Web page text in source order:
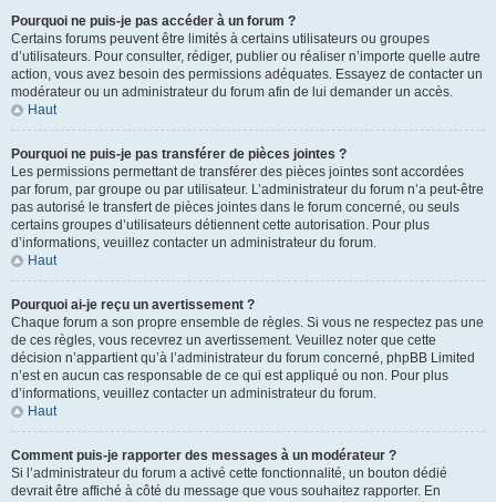
Pourquoi ne puis-je pas accéder à un forum ?
Certains forums peuvent être limités à certains utilisateurs ou groupes
d’utilisateurs. Pour consulter, rédiger, publier ou réaliser n’importe quelle autre
action, vous avez besoin des permissions adéquates. Essayez de contacter un
modérateur ou un administrateur du forum afin de lui demander un accès.
Haut
Pourquoi ne puis-je pas transférer de pièces jointes ?
Les permissions permettant de transférer des pièces jointes sont accordées
par forum, par groupe ou par utilisateur. L’administrateur du forum n’a peut-être
pas autorisé le transfert de pièces jointes dans le forum concerné, ou seuls
certains groupes d’utilisateurs détiennent cette autorisation. Pour plus
d’informations, veuillez contacter un administrateur du forum.
Haut
Pourquoi ai-je reçu un avertissement ?
Chaque forum a son propre ensemble de règles. Si vous ne respectez pas une
de ces règles, vous recevrez un avertissement. Veuillez noter que cette
décision n’appartient qu’à l’administrateur du forum concerné, phpBB Limited
n’est en aucun cas responsable de ce qui est appliqué ou non. Pour plus
d’informations, veuillez contacter un administrateur du forum.
Haut
Comment puis-je rapporter des messages à un modérateur ?
Si l’administrateur du forum a activé cette fonctionnalité, un bouton dédié
devrait être affiché à côté du message que vous souhaitez rapporter. En